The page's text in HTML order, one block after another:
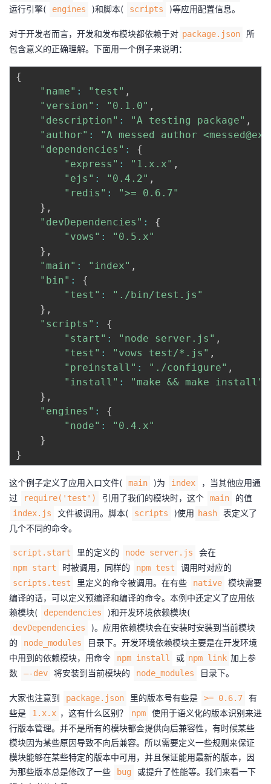
发
者
学
Programs
的
支
持
运行引擎(
engines )和脚本( scripts )等应用配置信息。
对于开发者而言，开发和发布模块都依赖于对 package.json
所
包含意义的正确理解。下面用一个例子来说明：
{
"name" : "test" ,
"version" : "0.1.0" ,
"description" : "A testing package" ,
"author" :
"A messed author
"dependencies" :
{
"express" : "1.x.x" ,
"ejs" : "0.4.2" ,
"redis" :
">= 0.6.7"
} ,
"devDependencies" :
{
"vows" :
"0.5.x"
} ,
"main" : "index" ,
"bin" :
{
"test" :
"./bin/test.js"
} ,
"scripts" :
{
"start" : "node server.js" ,
"test" : "vows test/*.js" ,
"preinstall" : "./configure" ,
"install" :
"make && make install"
} ,
"engines" :
{
"node" :
"0.4.x"
}
}
这个例子定义了应用入口文件( main )为 index
，当其他应用通
过
require('test') 引用了我们的模块时，这个 main 的值
index.js 文件被调用。脚本( scripts )使用 hash
表定义了
几个不同的命令。
script.start 里的定义的 node server.js 会在
npm start 时被调用，同样的 npm test 调用时对应的
scripts.test 里定义的命令被调用。在有些 native
模块需要
编译的话，可以定义预编译和编译的命令。本例中还定义了应用依
赖模块(
dependencies )和开发环境依赖模块(
devDependencies
)。应用依赖模块会在安装时安装到当前模块
的
node_modules
目录下。开发环境依赖模块主要是在开发环境
中用到的依赖模块，用命令
npm install 或 npm link 加上参
数
—-dev 将安装到当前模块的 node_modules 目录下。
大家也注意到 package.json 里的版本号有些是 >= 0.6.7
有
些是
1.x.x ，这有什么区别？ npm
使用于语义化的版本识别来进
行版本管理。并不是所有的模块都会提供向后兼容性，有时候某些
模块因为某些原因导致不向后兼容。所以需要定义一些规则来保证
模块能够在某些特定的版本中可用，并且保证能用最新的版本，因
为那些版本总是修改了一些
bug
或提升了性能等。我们来看一下